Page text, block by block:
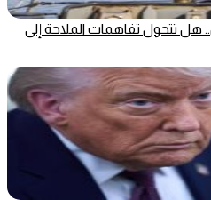
هل تتحول تفاهمات الملاحة إلى